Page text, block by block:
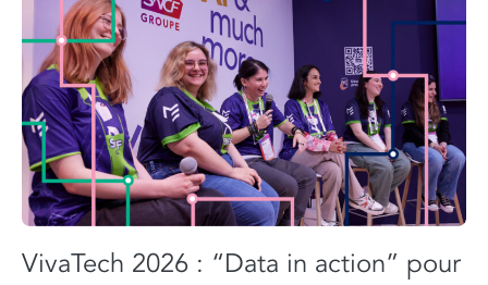
VivaTech 2026 : “Data in action” pour